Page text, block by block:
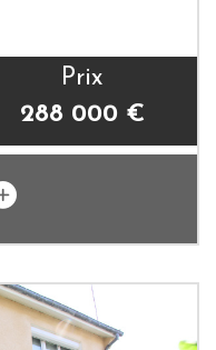
Prix
288 000 €